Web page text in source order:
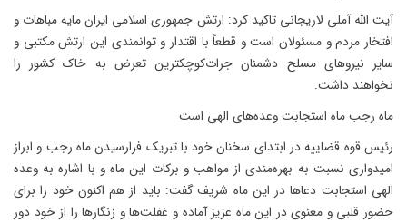
آیت الله آملی لاریجانی تاکید کرد: ارتش جمهوری اسلامی ایران مایه مباهات و
افتخار مردم و مسئولان‌ است و قطعاً با اقتدار و توانمندی این ارتش مکتبی و
سایر نیروهای مسلح دشمنان جرات‌کوچکترین تعرض به خاک کشور را
نخواهند داشت.
ماه رجب ماه استجابت وعده‌های الهی است
رئیس قوه قضاییه در ابتدای سخنان خود با تبریک فرارسیدن ماه رجب و ابراز
امیدواری نسبت به بهر‌ه‌مندی از مواهب و برکات این ماه و با اشاره به وعده
الهی استجابت دعاها در این ماه شریف گفت: باید از هم اکنون خود را برای
حضور قلبی و معنوی در این ماه عزیز آماده و غفلت‌ها و زنگارها را از خود دور